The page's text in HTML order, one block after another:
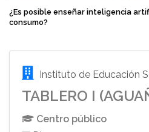
¿Es posible enseñar inteligencia
consumo?
Instituto de Educación
TABLERO I
Centro público